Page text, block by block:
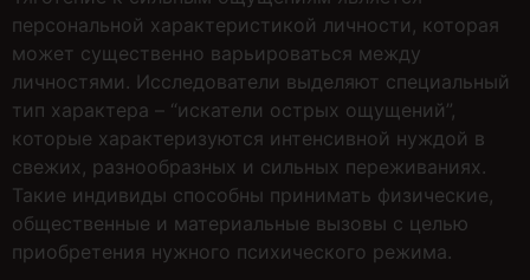
персональной характеристикой личности, которая
может существенно варьироваться между
личностями. Исследователи выделяют специальный
тип характера – “искатели острых ощущений”,
которые характеризуются интенсивной нуждой в
свежих, разнообразных и сильных переживаниях.
Такие индивиды способны принимать физические,
общественные и материальные вызовы с целью
приобретения нужного психического режима.